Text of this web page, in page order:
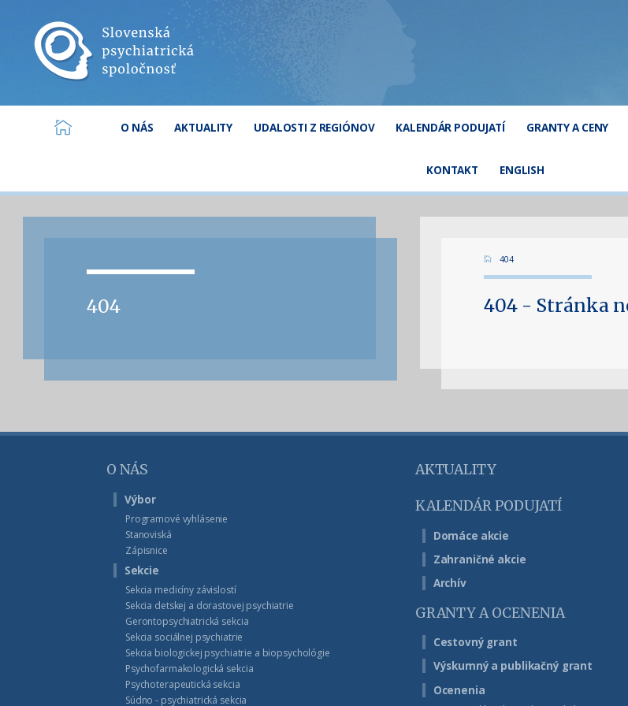
O NÁS AKTUALITY UDALOSTI Z REGIÓNOV KALENDÁR PODUJATÍ GRANTY A CENY
KONTAKT ENGLISH
404
404
404 - Stránka
O NÁS
Výbor
Programové vyhlásenie
Stanoviská
Zápisnice
Sekcie
Sekcia medicíny závislostí
Sekcia detskej a dorastovej psychiatrie
Gerontopsychiatrická sekcia
Sekcia sociálnej psychiatrie
Sekcia biologickej psychiatrie a biopsychológie
Psychofarmakologická sekcia
Psychoterapeutická sekcia
Súdno - psychiatrická sekcia
AKTUALITY
KALENDÁR PODUJATÍ
Domáce akcie
Zahraničné akcie
Archív
GRANTY A OCENENIA
Cestovný grant
Výskumný a publikačný grant
Ocenenia